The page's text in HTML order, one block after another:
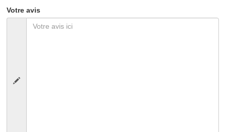
Votre avis